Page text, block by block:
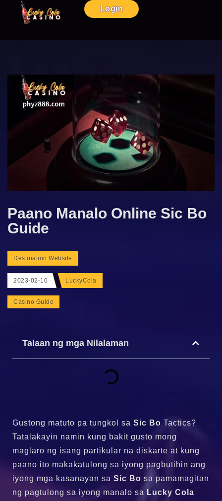
Login
Paano Manalo Online Sic Bo
Guide
Destination Website
2023-02-10 LuckyCola
Casino Guide
Talaan ng mga Nilalaman
Gustong matuto pa tungkol sa Sic Bo Tactics?
Tatalakayin namin kung bakit gusto mong
maglaro ng isang partikular na diskarte at kung
paano ito makakatulong sa iyong pagbutihin ang
iyong mga kasanayan sa Sic Bo sa pamamagitan
ng pagtulong sa iyong manalo sa Lucky Cola